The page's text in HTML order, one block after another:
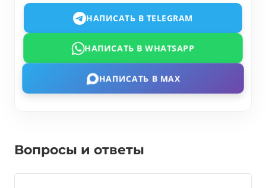
НАПИСАТЬ В TELEGRAM
НАПИСАТЬ В WHATSAPP
НАПИСАТЬ В MAX
Вопросы и ответы